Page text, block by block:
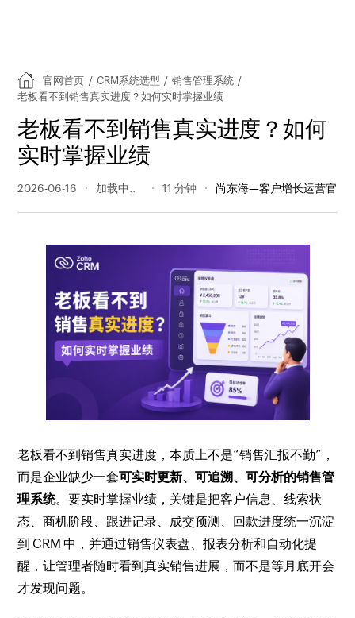
官网首页 / CRM系统选型 / 销售管理系统 /
老板看不到销售真实进度？如何实时掌握业绩
老板看不到销售真实进度？如何
实时掌握业绩
2026-06-16 87 阅读量 11 分钟 尚东海—客户增长运营官
老板看不到销售真实进度，本质上不是“销售汇报不勤”，
而是企业缺少一套可实时更新、可追溯、可分析的销售管
理系统。要实时掌握业绩，关键是把客户信息、线索状
态、商机阶段、跟进记录、成交预测、回款进度统一沉淀
到 CRM 中，并通过销售仪表盘、报表分析和自动化提
醒，让管理者随时看到真实销售进展，而不是等月底开会
才发现问题。